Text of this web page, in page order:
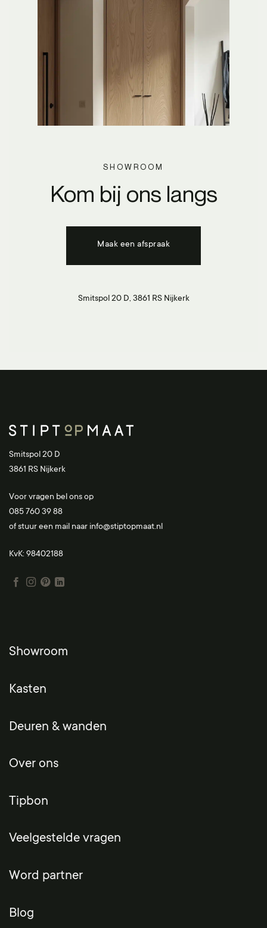
SHOWROOM
Kom bij ons langs
Maak een afspraak
Smitspol 20 D, 3861 RS Nijkerk
Smitspol 20 D
3861 RS Nijkerk
Voor vragen bel ons op
085 760 39 88
of stuur een mail naar info@stiptopmaat.nl
KvK: 98402188
Showroom
Kasten
Deuren & wanden
Over ons
Tipbon
Veelgestelde vragen
Word partner
Blog